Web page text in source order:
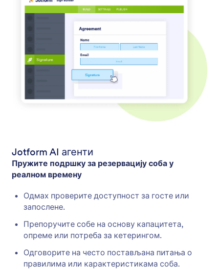
Jotform AI агенти
Пружите подршку за резервацију соба у
реалном времену
Одмах проверите доступност за госте или
запослене.
Препоручите собе на основу капацитета,
опреме или потреба за кетерингом.
Одговорите на често постављана питања о
правилима или карактеристикама соба.